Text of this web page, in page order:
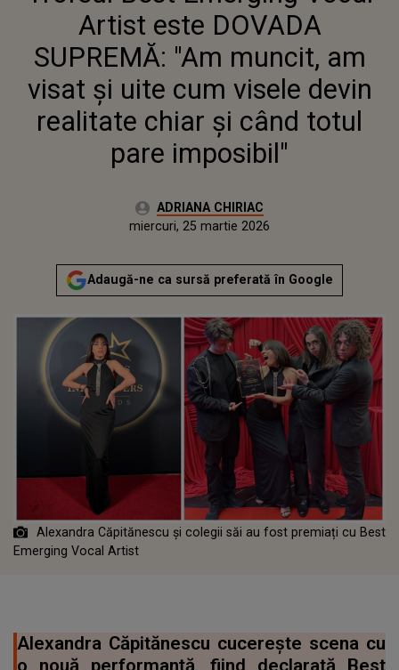
Artist este DOVADA
SUPREMĂ: "Am muncit, am
visat și uite cum visele devin
realitate chiar și când totul
pare imposibil"
Autor:ADRIANA CHIRIAC
miercuri, 25 martie 2026Actualizat:
miercuri, 25 martie 2026
Adaugă-ne ca sursă preferată în Google
Alexandra Căpitănescu și colegii săi au fost premiați cu Best
Emerging Vocal Artist
Alexandra Căpitănescu cucerește scena cu
o nouă performanță, fiind declarată Best